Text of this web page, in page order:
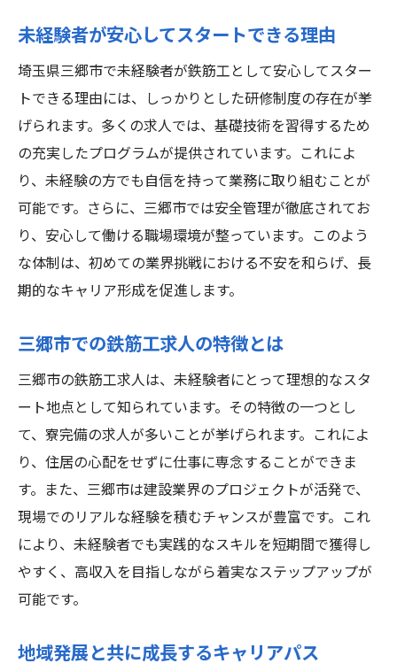
安定した雇用環境がもたらす安心感
キャリアアップのステップとその道筋
未経験者がプロフェッショナルになるまで
三郷市での鉄筋工求人の成長機会
業界での長期的なキャリアを築く方法
未経験者にオススメのキャリアプラン
三郷市で未経験から社員に地域発展を支える鉄
筋工の魅力
三郷市の地域プロジェクトへの貢献
社会インフラを支える鉄筋工の重要性
地域密着型企業での成長の利点
社員としての役割と責任感の魅力
地域発展に貢献する喜びとやりがい
充実した研修制度で安心未経験者向け鉄筋工求
人のポイント
未経験者向け研修内容の詳細
プロとしての基礎を築く研修制度
研修を通じたキャリアアップのステップ
未経験者が安心してスタートできる理由
埼玉県三郷市で未経験者が鉄筋工として安心してスター
トできる理由には、しっかりとした研修制度の存在が挙
げられます。多くの求人では、基礎技術を習得するため
の充実したプログラムが提供されています。これによ
り、未経験の方でも自信を持って業務に取り組むことが
可能です。さらに、三郷市では安全管理が徹底されてお
り、安心して働ける職場環境が整っています。このよう
な体制は、初めての業界挑戦における不安を和らげ、長
期的なキャリア形成を促進します。
三郷市での鉄筋工求人の特徴とは
三郷市の鉄筋工求人は、未経験者にとって理想的なスタ
ート地点として知られています。その特徴の一つとし
て、寮完備の求人が多いことが挙げられます。これによ
り、住居の心配をせずに仕事に専念することができま
す。また、三郷市は建設業界のプロジェクトが活発で、
現場でのリアルな経験を積むチャンスが豊富です。これ
により、未経験者でも実践的なスキルを短期間で獲得し
やすく、高収入を目指しながら着実なステップアップが
可能です。
地域発展と共に成長するキャリアパス